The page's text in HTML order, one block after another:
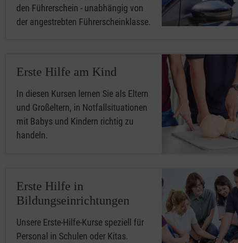
den Führerschein - unabhängig von
der angestrebten Führerscheinklasse.
Erste Hilfe am Kind
In diesen Kursen lernen Sie als Eltern
und Großeltern, in Notfallsituationen
mit Babys und Kindern richtig zu
handeln.
Erste Hilfe in
Bildungseinrichtungen
Unsere Erste-Hilfe-Kurse speziell für
Personal in Schulen oder Kitas.